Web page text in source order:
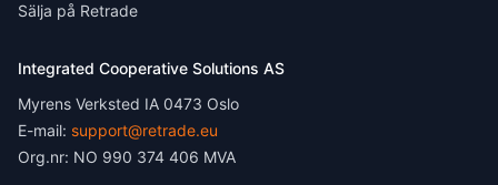
Sälja på Retrade
Integrated Cooperative Solutions AS
Myrens Verksted IA 0473 Oslo
E-mail: support@retrade.eu
Org.nr: NO 990 374 406 MVA